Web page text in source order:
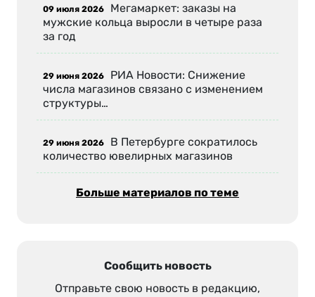
09 июля 2026 Мегамаркет: заказы на
мужские кольца выросли в четыре раза
за год
29 июня 2026 РИА Новости: Снижение
числа магазинов связано с изменением
структуры…
29 июня 2026 В Петербурге сократилось
количество ювелирных магазинов
Больше материалов по теме
Сообщить новость
Отправьте свою новость в редакцию,